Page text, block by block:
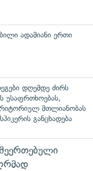
ადამიანი ერთი
დღემდე ძირს
უსაფრთხოებას,
მთლიანობას
განცხადება